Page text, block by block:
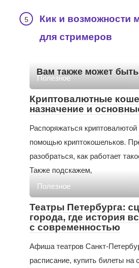
Кик и возможности
для стримеров
Вам также может
Полезное
Криптовалютные
назначение и
Распоряжаться
помощью криптокошельков.
разобраться, как работает
Также подскажем,
Полезное
Театры Петербурга:
города, где история
с современностью
Афиша театров Санкт-
расписание, купить билеты на